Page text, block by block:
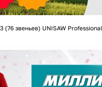
(76 звеньев) UNISAW